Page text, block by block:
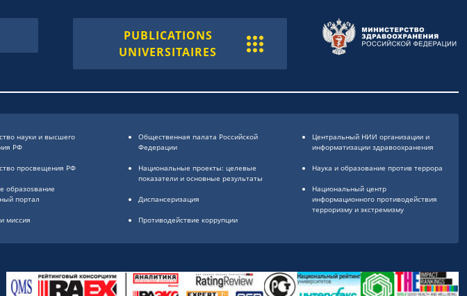
PUBLICATIONS
UNIVERSITAIRES
науки и высшего
РФ
просвещения РФ
образоsвание
портал
миссия
Общественная палата Российской
Федерации
Национальные проекты: целевые
показатели и основные результаты
Диспансеризация
Противодействие коррупции
Центральный НИИ организации и
информатизации здравоохранения
Наука и образование против террора
Национальный центр
информационного противодействия
терроризму и экстремизму